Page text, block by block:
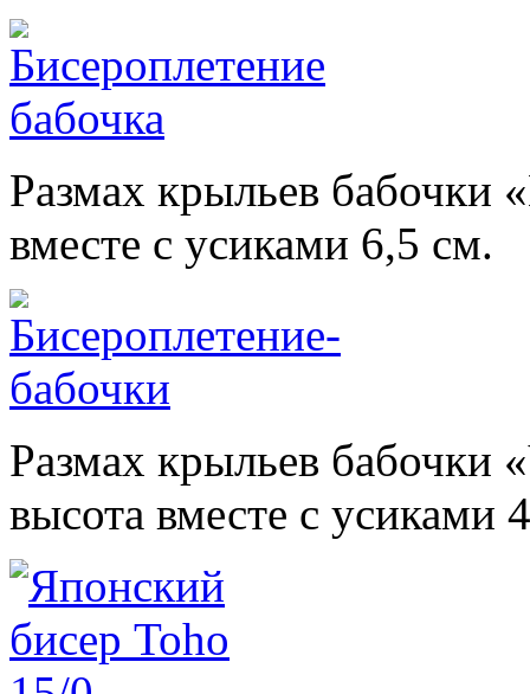
Размах крыльев бабочки
вместе с усиками 6,5 см.
Размах крыльев бабочки
высота вместе с усиками